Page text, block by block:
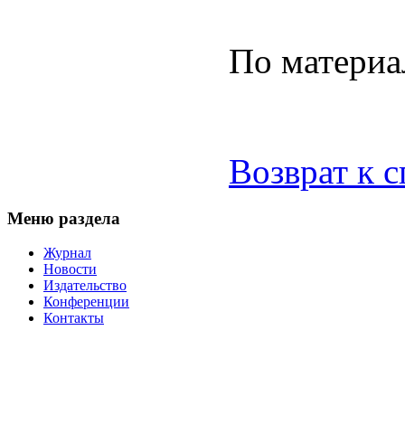
По
Возврат к
Меню раздела
Журнал
Новости
Издательство
Конференции
Контакты